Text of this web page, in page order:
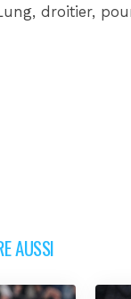
droitier,
AUSSI